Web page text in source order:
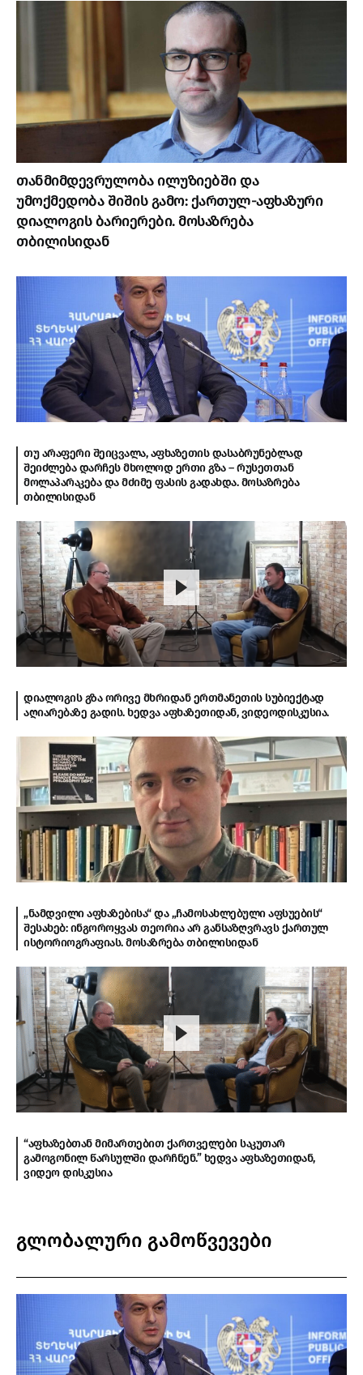
თანმიმდევრულობა ილუზიებში და
უმოქმედობა შიშის გამო: ქართულ-აფხაზური
დიალოგის ბარიერები. მოსაზრება
თბილისიდან
თუ არაფერი შეიცვალა, აფხაზეთის დასაბრუნებლად
შეიძლება დარჩეს მხოლოდ ერთი გზა – რუსეთთან
მოლაპარაკება და მძიმე ფასის გადახდა. მოსაზრება
თბილისიდან
დიალოგის გზა ორივე მხრიდან ერთმანეთის სუბიექტად
აღიარებაზე გადის. ხედვა აფხაზეთიდან, ვიდეოდისკუსია.
„ნამდვილი აფხაზებისა“ და „ჩამოსახლებული აფსუების“
შესახებ: ინგოროყვას თეორია არ განსაზღვრავს ქართულ
ისტორიოგრაფიას. მოსაზრება თბილისიდან
“აფხაზებთან მიმართებით ქართველები საკუთარ
გამოგონილ წარსულში დარჩნენ.” ხედვა აფხაზეთიდან,
ვიდეო დისკუსია
გლობალური გამოწვევები